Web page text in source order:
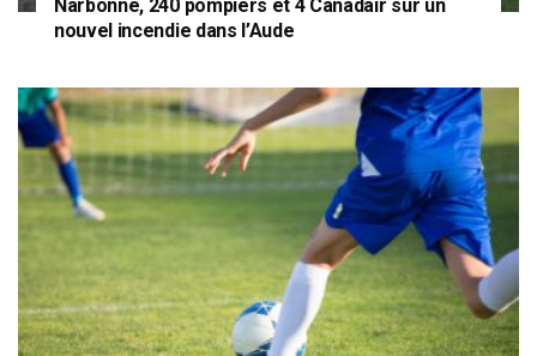
Narbonne, 240 pompiers et 4 Canadair sur un
nouvel incendie dans l’Aude